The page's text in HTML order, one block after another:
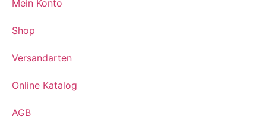
AGB
Mein Konto
Shop
Versandarten
Online Katalog